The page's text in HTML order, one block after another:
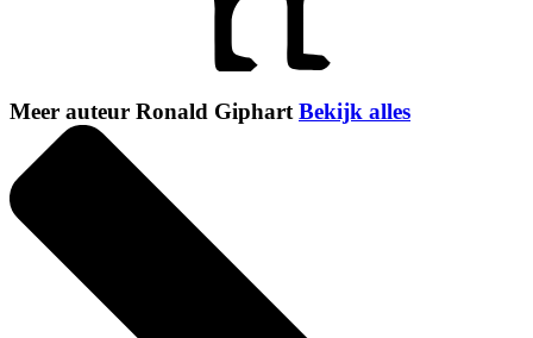
Meer auteur Ronald Giphart Bekijk alles